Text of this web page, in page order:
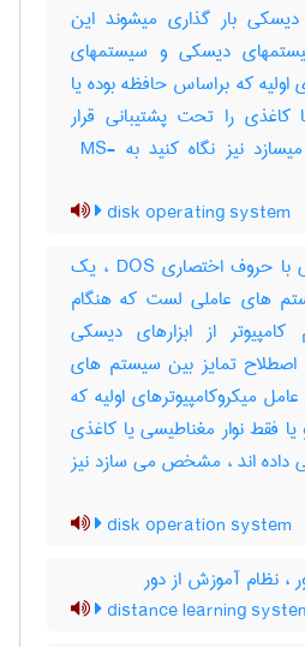
دیسکی بار گذاری میشوند این
دیسکی و سیستمهای
اولیه که براساس حافظه بوده یا
کاغذی را تحت پشتیبانی قرار
میداده اند ، مشخص میسازد نیز نگاه کنید به ‎ MS-
disk operating system
سیستم عامل دیسکی با حروف اختصاری DOS ، یک
های عاملی لست که هنگام
از ابزارهای دیسکی
اصطلاح تمایز بین سیستم های
میکروکامپیوترهای اولیه که
فقط نوار مغناطیسی یا کاغذی
داده اند ، مشخص می سازد نیز
disk operation system
، نظام آموزش از دور
distance learning